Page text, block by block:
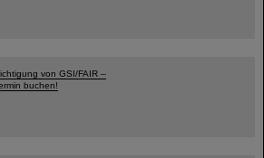
von GSI/FAIR –
buchen!